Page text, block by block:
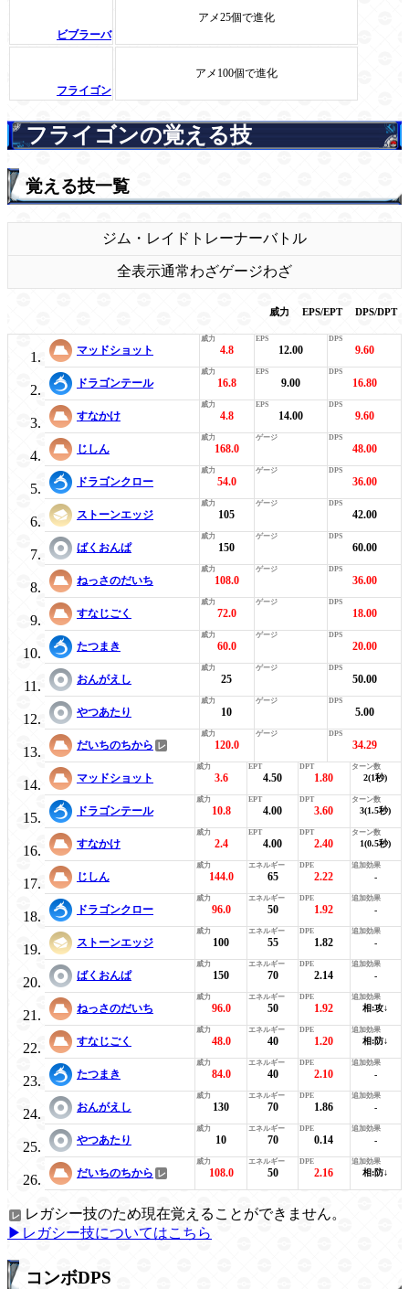
ビブラーバ
アメ25個で進化
フライゴン
アメ100個で進化
フライゴンの覚える技
覚える技一覧
ジム・レイド トレーナーバトル
全表示通常わざゲージわざ
威力 EPS/EPT DPS/DPT
マッドショット 4.8 12.00 9.60
ドラゴンテール 16.8 9.00 16.80
すなかけ 4.8 14.00 9.60
じしん 168.0 48.00
ドラゴンクロー 54.0 36.00
ストーンエッジ 105 42.00
ばくおんぱ 150 60.00
ねっさのだいち 108.0 36.00
すなじごく 72.0 18.00
たつまき 60.0 20.00
おんがえし 25 50.00
やつあたり 10 5.00
だいちのちから 120.0 34.29
マッドショット 3.6 4.50 1.80 2(1秒)
ドラゴンテール 10.8 4.00 3.60 3(1.5秒)
すなかけ 2.4 4.00 2.40 1(0.5秒)
じしん 144.0 65 2.22 -
ドラゴンクロー 96.0 50 1.92 -
ストーンエッジ 100 55 1.82 -
ばくおんぱ 150 70 2.14 -
ねっさのだいち 96.0 50 1.92 相:攻↓
すなじごく 48.0 40 1.20 相:防↓
たつまき 84.0 40 2.10 -
おんがえし 130 70 1.86 -
やつあたり 10 70 0.14 -
だいちのちから 108.0 50 2.16 相:防↓
レガシー技のため現在覚えることができません。
▶レガシー技についてはこちら
コンボDPS